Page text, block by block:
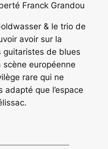
Franck Grandou
& le trio de
avoir sur la
guitaristes de blues
européenne
rare qui ne
adapté que l’espace